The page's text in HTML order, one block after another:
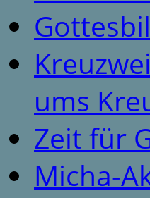
ums
Zeit für
Micha-